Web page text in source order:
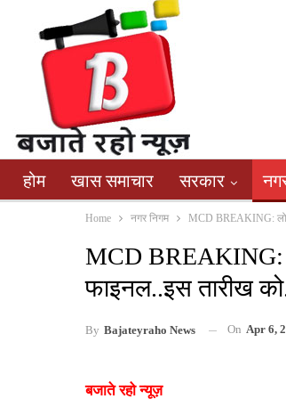
होम खास समाचार सरकार
Home नगर निगम MCD BREAKING: लो
MCD BREAKING:
फाइनल..इस तारीख
By Bajateyraho News On Apr 6,
बजाते रहो न्यूज़